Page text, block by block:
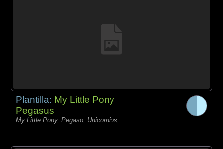
Plantilla: My Little Pony
Pegasus
My Little Pony, Pegaso, Unicornios,